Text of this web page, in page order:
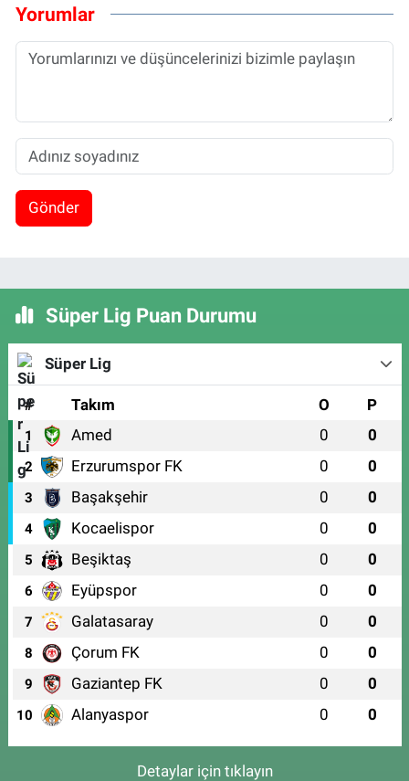
Yorumlar
Gönder
Süper Lig Puan Durumu
Süper Lig
# Takım O P
1 Amed 0 0
2 Erzurumspor FK 0 0
3 Başakşehir 0 0
4 Kocaelispor 0 0
5 Beşiktaş 0 0
6 Eyüpspor 0 0
7 Galatasaray 0 0
8 Çorum FK 0 0
9 Gaziantep FK 0 0
10 Alanyaspor 0 0
Detaylar için tıklayın